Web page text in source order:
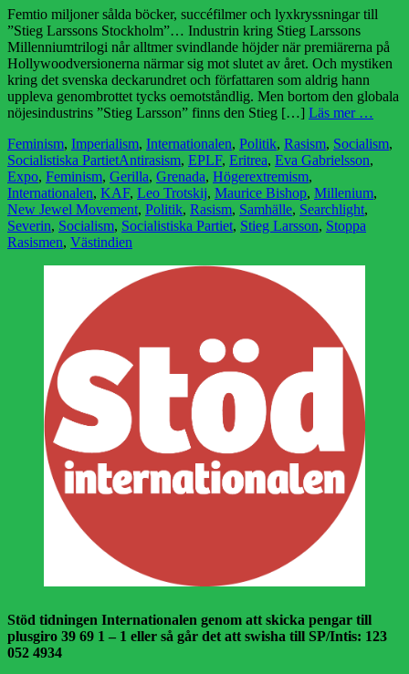
Femtio miljoner sålda böcker, succéfilmer och lyxkryssningar till
”Stieg Larssons Stockholm”… Industrin kring Stieg Larssons
Millenniumtrilogi når alltmer svindlande höjder när premiärerna på
Hollywoodversionerna närmar sig mot slutet av året. Och mystiken
kring det svenska deckarundret och författaren som aldrig hann
uppleva genombrottet tycks oemotståndlig. Men bortom den globala
nöjesindustrins ”Stieg Larsson” finns den Stieg […] Läs mer …
Kategorier
Feminism, Imperialism, Internationalen, Politik, Rasism, Socialism,
Socialistiska PartietEtiketter
Antirasism, EPLF, Eritrea, Eva Gabrielsson,
Expo, Feminism, Gerilla, Grenada, Högerextremism,
Internationalen, KAF, Leo Trotskij, Maurice Bishop, Millenium,
New Jewel Movement, Politik, Rasism, Samhälle, Searchlight,
Severin, Socialism, Socialistiska Partiet, Stieg Larsson, Stoppa
Rasismen, Västindien
Stöd tidningen Internationalen genom att skicka pengar till
plusgiro 39 69 1 – 1 eller så går det att swisha till SP/Intis: 123
052 4934